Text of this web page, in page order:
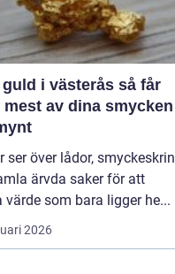
i västerås så får
mest av dina smycken
ser över lådor, smyckeskrin
ärvda saker för att
värde som bara ligger he...
2026